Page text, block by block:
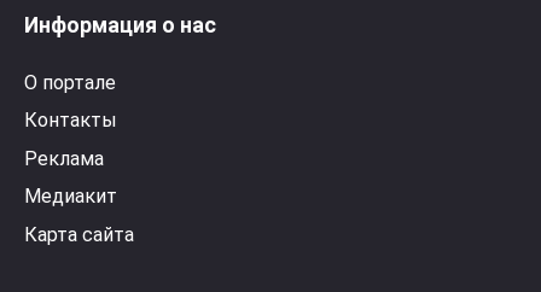
Информация о нас
О портале
Контакты
Реклама
Медиакит
Карта сайта